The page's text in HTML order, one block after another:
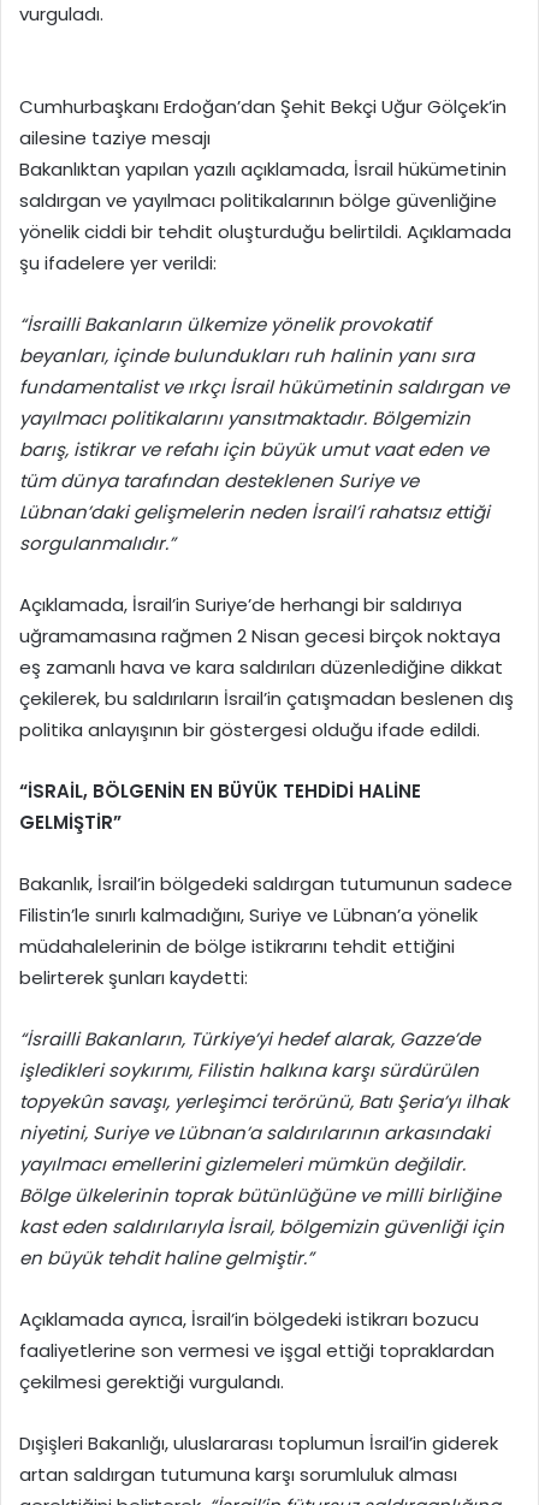
vurguladı.
Cumhurbaşkanı Erdoğan’dan Şehit Bekçi Uğur Gölçek’in
ailesine taziye mesajı
Bakanlıktan yapılan yazılı açıklamada, İsrail hükümetinin
saldırgan ve yayılmacı politikalarının bölge güvenliğine
yönelik ciddi bir tehdit oluşturduğu belirtildi. Açıklamada
şu ifadelere yer verildi:
“İsrailli Bakanların ülkemize yönelik provokatif
beyanları, içinde bulundukları ruh halinin yanı sıra
fundamentalist ve ırkçı İsrail hükümetinin saldırgan ve
yayılmacı politikalarını yansıtmaktadır. Bölgemizin
barış, istikrar ve refahı için büyük umut vaat eden ve
tüm dünya tarafından desteklenen Suriye ve
Lübnan’daki gelişmelerin neden İsrail’i rahatsız ettiği
sorgulanmalıdır.”
Açıklamada, İsrail’in Suriye’de herhangi bir saldırıya
uğramamasına rağmen 2 Nisan gecesi birçok noktaya
eş zamanlı hava ve kara saldırıları düzenlediğine dikkat
çekilerek, bu saldırıların İsrail’in çatışmadan beslenen dış
politika anlayışının bir göstergesi olduğu ifade edildi.
“İSRAİL, BÖLGENİN EN BÜYÜK TEHDİDİ HALİNE
GELMİŞTİR”
Bakanlık, İsrail’in bölgedeki saldırgan tutumunun sadece
Filistin’le sınırlı kalmadığını, Suriye ve Lübnan’a yönelik
müdahalelerinin de bölge istikrarını tehdit ettiğini
belirterek şunları kaydetti:
“İsrailli Bakanların, Türkiye’yi hedef alarak, Gazze’de
işledikleri soykırımı, Filistin halkına karşı sürdürülen
topyekûn savaşı, yerleşimci terörünü, Batı Şeria’yı ilhak
niyetini, Suriye ve Lübnan’a saldırılarının arkasındaki
yayılmacı emellerini gizlemeleri mümkün değildir.
Bölge ülkelerinin toprak bütünlüğüne ve milli birliğine
kast eden saldırılarıyla İsrail, bölgemizin güvenliği için
en büyük tehdit haline gelmiştir.”
Açıklamada ayrıca, İsrail’in bölgedeki istikrarı bozucu
faaliyetlerine son vermesi ve işgal ettiği topraklardan
çekilmesi gerektiği vurgulandı.
Dışişleri Bakanlığı, uluslararası toplumun İsrail’in giderek
artan saldırgan tutumuna karşı sorumluluk alması